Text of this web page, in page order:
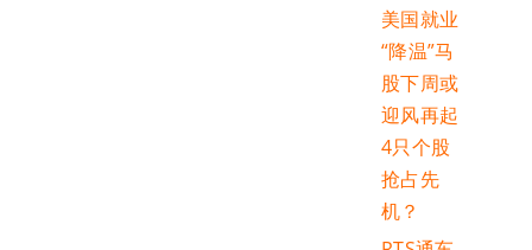
美国就业
“降温”马
股下周或
迎风再起
4只个股
抢占先
机？